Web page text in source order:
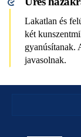
Lakatlan és
két
gyanúsítanak.
javasolnak.